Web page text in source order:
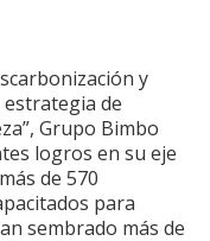
y
de
Grupo Bimbo
logros en su eje
de 570
para
sembrado más de